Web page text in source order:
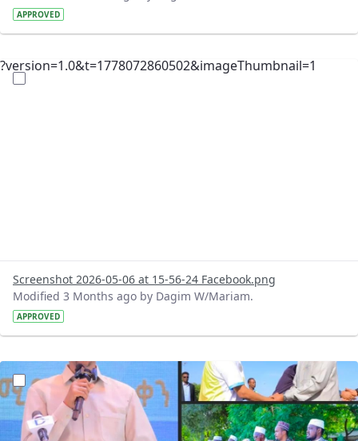
APPROVED
?version=1.0&t=1778072860502&imageThumbnail=1
Screenshot 2026-05-06 at 15-56-24 Facebook.png
Modified 3 Months ago by Dagim W/Mariam.
APPROVED
?version=1.0&t=1778071668201&imageThumbnail=1